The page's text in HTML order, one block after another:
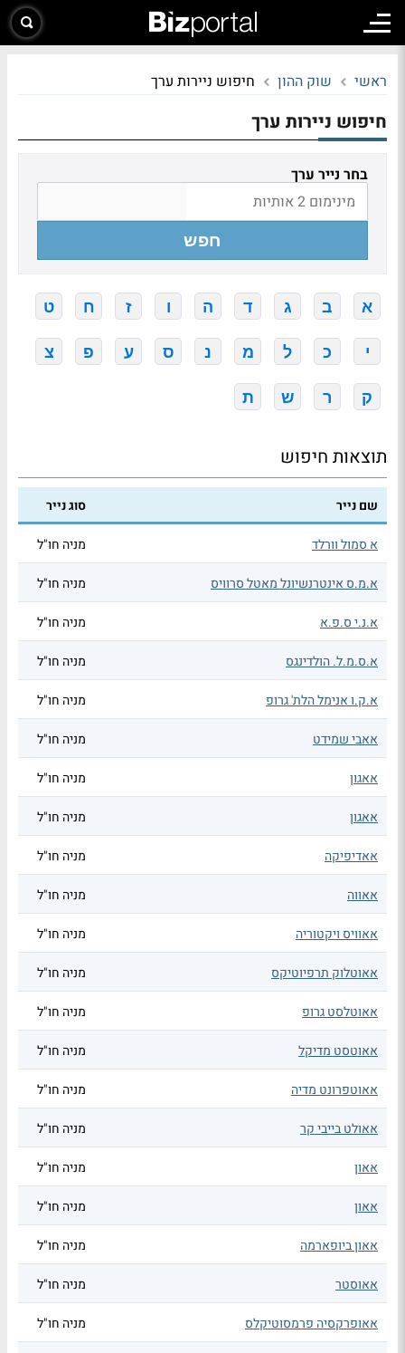
ראשי שוק ההון חיפוש ניירות ערך
חיפוש ניירות ערך
בחר נייר ערך
חפש
א ב ג ד ה ו ז ח ט
י כ ל מ נ ס ע פ צ
ק ר ש ת
תוצאות חיפוש
שם נייר סוג נייר
א סמול וורלד מניה חו"ל
א.מ.ס אינטרנשיונל מאטל סרוויס מניה חו"ל
א.נ.י ס.פ.א מניה חו"ל
א.ס.מ.ל. הולדינגס מניה חו"ל
א.ק.ו אנימל הלת' גרופ מניה חו"ל
אאבי שמידט מניה חו"ל
אאגון מניה חו"ל
אאגון מניה חו"ל
אאדיפיקה מניה חו"ל
אאווה מניה חו"ל
אאוויס ויקטוריה מניה חו"ל
אאוטלוק תרפיוטיקס מניה חו"ל
אאוטלסט גרופ מניה חו"ל
אאוטסט מדיקל מניה חו"ל
אאוטפרונט מדיה מניה חו"ל
אאולט בייבי קר מניה חו"ל
אאון מניה חו"ל
אאון מניה חו"ל
אאון ביופארמה מניה חו"ל
אאוסטר מניה חו"ל
אאופרקסיה פרמסוטיקלס מניה חו"ל